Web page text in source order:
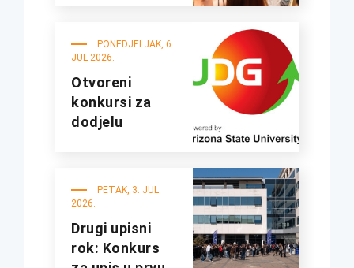
PONEDJELJAK, 6.
JUL 2026.
Otvoreni
konkursi za
dodjelu
studentskih
studijsku
2026/2027.
godinu
PETAK, 3. JUL
2026.
Drugi upisni
rok: Konkurs